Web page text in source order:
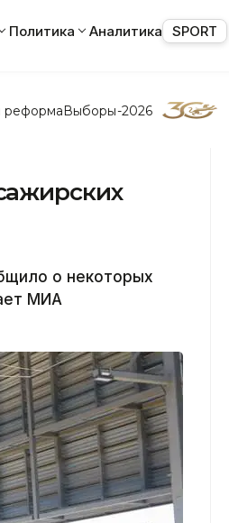
Политика Аналитика SPORT
реформаВыборы-2026
о некоторых
МИА